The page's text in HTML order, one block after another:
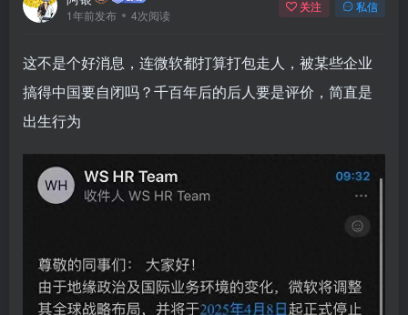
1年前发布 4次阅读
关注 私信
这不是个好消息，连微软都打算打包走人，被某些企业
搞得中国要自闭吗？千百年后的后人要是评价，简直是
出生行为